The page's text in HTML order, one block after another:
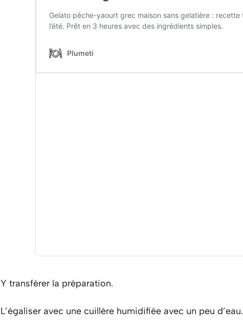
Y transférer la préparation.
L’égaliser avec une cuillère humidifiée avec un peu d’eau.